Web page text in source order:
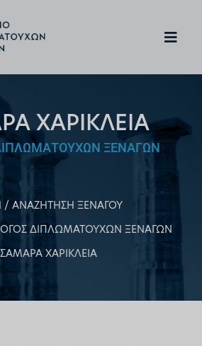
ΧΑΡΙΚΛΕΙΑ
ΞΕΝΑΓΩΝ
ΑΝΑΖΗΤΗΣΗ ΞΕΝΑΓΟΥ
ΔΙΠΛΩΜΑΤΟΥΧΩΝ ΞΕΝΑΓΩΝ
ΣΑΜΑΡΑ ΧΑΡΙΚΛΕΙΑ